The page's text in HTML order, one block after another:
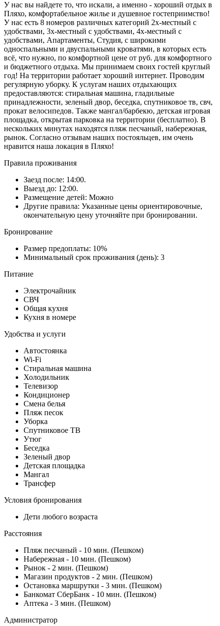
У нас вы найдете то, что искали, а именно - хороший отдых в
Пляхо, комфортабельное жилье и душевное гостеприимство!
У нас есть 8 номеров различных категорий 2х-местный с
удобствами, 3х-местный с удобствами, 4х-местный с
удобствами, Апартаменты, Студия, с широкими
односпальными и двуспальными кроватями, в которых есть
всё, что нужно, по комфортной цене от руб. для комфортного
и бюджетного отдыха. Мы принимаем своих гостей круглый
год! На территории работает хороший интернет. Проводим
регулярную уборку. К услугам наших отдыхающих
предоставляются: стиральная машина, гладильные
принадлежности, зеленый двор, беседка, спутниковое тв, свч,
прокат велосипедов. Также мангал/барбекю, детская игровая
площадка, открытая парковка на территории (бесплатно). В
нескольких минутах находятся пляж песчаный, набережная,
рынок. Согласно отзывам наших постояльцев, им очень
нравится наша локация в Пляхо!
Правила проживания
Заезд после: 14:00.
Выезд до: 12:00.
Размещение детей: Можно
Другие правила: Указанные цены ориентировочные,
окончательную цену уточняйте при бронировании.
Бронирование
Размер предоплаты: 10%
Минимальный срок проживания (день): 3
Питание
Электрочайник
СВЧ
Общая кухня
Кухня в номере
Удобства и услуги
Автостоянка
Wi-Fi
Стиральная машина
Холодильник
Телевизор
Кондиционер
Смена белья
Пляж песок
Уборка
Спутниковое ТВ
Утюг
Беседка
Зеленый двор
Детская площадка
Мангал
Трансфер
Условия бронирования
Дети любого возраста
Расстояния
Пляж песчаный - 10 мин. (Пешком)
Набережная - 10 мин. (Пешком)
Рынок - 2 мин. (Пешком)
Магазин продуктов - 2 мин. (Пешком)
Остановка маршрутки - 3 мин. (Пешком)
Банкомат СберБанк - 10 мин. (Пешком)
Аптека - 3 мин. (Пешком)
Администратор